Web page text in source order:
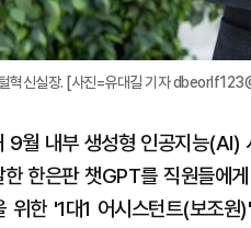
혁신실장. [사진=유대길 기자
9월 내부 생성형 인공지능
한은판 챗GPT를 직원들에
위한 '1대1 어시스턴트(보조